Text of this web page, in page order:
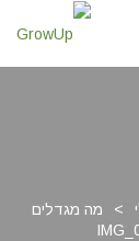
>
מה מגדלים